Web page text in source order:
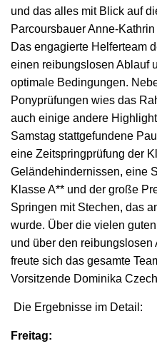
und das alles mit Blick auf
Parcoursbauer Anne-
Das engagierte Helferteam
einen reibungslosen Ablauf
optimale Bedingungen.
Ponyprüfungen wies das
auch einige andere
Samstag stattgefundene
eine Zeitspringprüfung der
Geländehindernissen, eine
Klasse A** und der große
Springen mit Stechen, das
wurde. Über die vielen
und über den reibungslosen
freute sich das gesamte
Vorsitzende Dominika
Die Ergebnisse im Detail:
Freitag: